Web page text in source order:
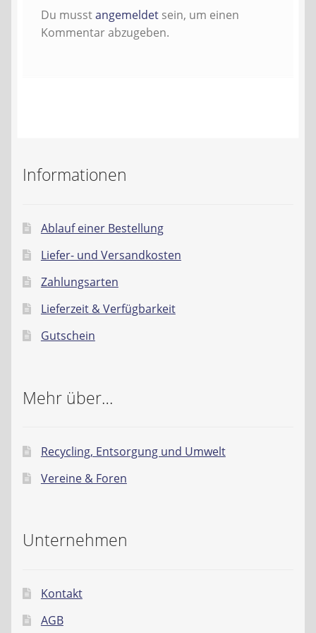
Kontakt
Du musstangemeldetsein, um einen
Kommentar abzugeben.
Informationen
Ablauf einer Bestellung
Liefer- und Versandkosten
Zahlungsarten
Lieferzeit & Verfügbarkeit
Gutschein
Mehr über…
Recycling, Entsorgung und Umwelt
Vereine & Foren
Unternehmen
Kontakt
AGB